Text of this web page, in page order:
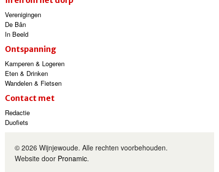
Verenigingen
De Bân
In Beeld
Ontspanning
Kamperen & Logeren
Eten & Drinken
Wandelen & Fietsen
Contact met
Redactie
Duofiets
© 2026 Wijnjewoude. Alle rechten voorbehouden.
Website door Pronamic.